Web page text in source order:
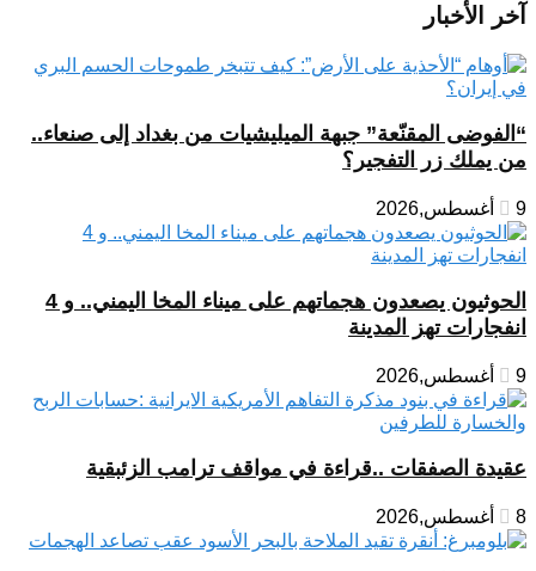
آخر الأخبار
“الفوضى المقنّعة” جبهة الميليشيات من بغداد إلى صنعاء..
من يملك زر التفجير؟
9 أغسطس,2026
الحوثيون يصعدون هجماتهم على ميناء المخا اليمني.. و 4
انفجارات تهز المدينة
9 أغسطس,2026
عقيدة الصفقات ..قراءة في مواقف ترامب الزئبقية
8 أغسطس,2026